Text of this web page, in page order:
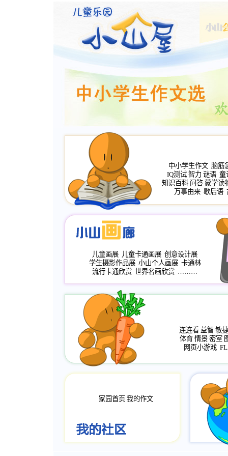
中小学生作文 脑筋
IQ测试 智力 谜语 童
知识百科 问答 蒙学读
万事由来 歇后语
儿童画展 儿童卡通画展 创意设计展
学生摄影作品展 小山个人画展 卡通林
流行卡通欣赏 世界名画欣赏 ………
连连看 益智 敏捷
体育 情景 密室
网页小游戏
家园首页 我的作文